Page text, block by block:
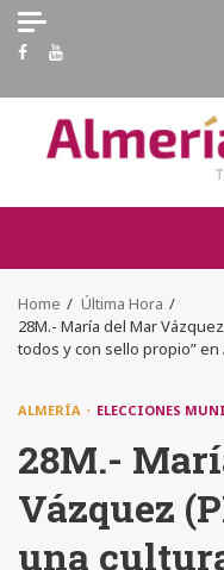
Skip
content
Facebook
Youtube
Home
Última Hora
28M.- María del Mar
todos y con sello propio” en
ALMERÍA ELECCIONES
28M.-
Vázquez
una